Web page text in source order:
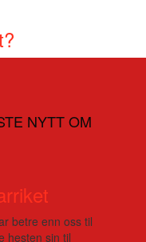
NYTT OM
betre enn oss til
hesten sin til